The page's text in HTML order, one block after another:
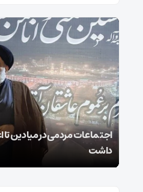
اجتماعات مردمی در میادین
داشت